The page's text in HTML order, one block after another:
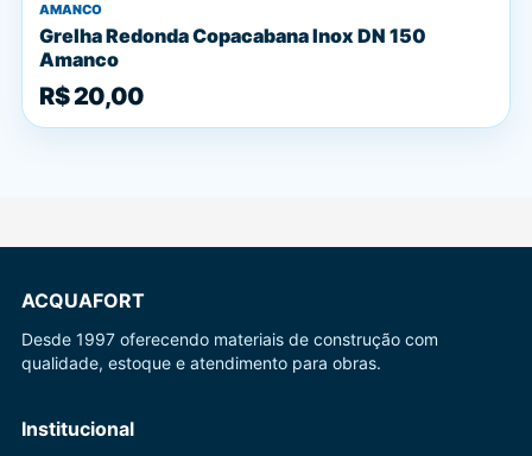
AMANCO
Grelha Redonda Copacabana Inox DN 150
Amanco
R$ 20,00
ACQUAFORT
Desde 1997 oferecendo materiais de construção com
qualidade, estoque e atendimento para obras.
Institucional